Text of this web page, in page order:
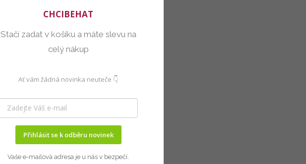
CHCIBEHAT
Stačí zadat v košíku a máte slevu na
celý nákup
Ať vám žádná novinka neuteče 👇
Přihlásit se k odběru novinek
Vaše e-mailová adresa je u nás v bezpečí.